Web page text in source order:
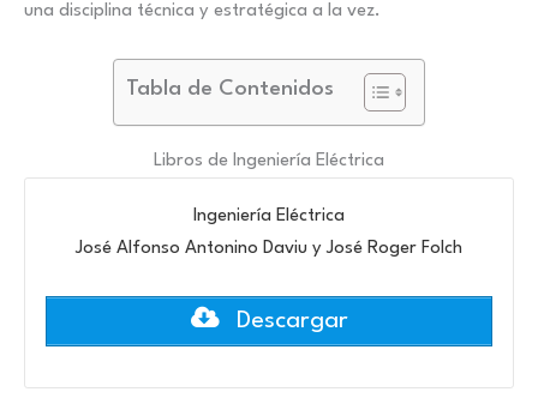
una disciplina técnica y estratégica a la vez.
Tabla de Contenidos
Libros de Ingeniería Eléctrica
Ingeniería Eléctrica
José Alfonso Antonino Daviu y José Roger Folch
Descargar